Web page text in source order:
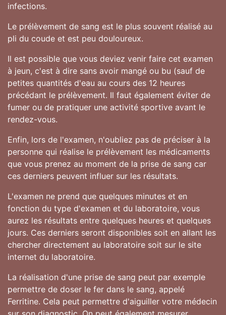
infections.
Le prélèvement de sang est le plus souvent réalisé au
pli du coude et est peu douloureux.
Il est possible que vous deviez venir faire cet examen
à jeun, c'est à dire sans avoir mangé ou bu (sauf de
petites quantités d'eau au cours des 12 heures
précédant le prélèvement. Il faut également éviter de
fumer ou de pratiquer une activité sportive avant le
rendez-vous.
Enfin, lors de l'examen, n'oubliez pas de préciser à la
personne qui réalise le prélèvement les médicaments
que vous prenez au moment de la prise de sang car
ces derniers peuvent influer sur les résultats.
L'examen ne prend que quelques minutes et en
fonction du type d'examen et du laboratoire, vous
aurez les résultats entre quelques heures et quelques
jours. Ces derniers seront disponibles soit en allant les
chercher directement au laboratoire soit sur le site
internet du laboratoire.
La réalisation d'une prise de sang peut par exemple
permettre de doser le fer dans le sang, appelé
Ferritine. Cela peut permettre d'aiguiller votre médecin